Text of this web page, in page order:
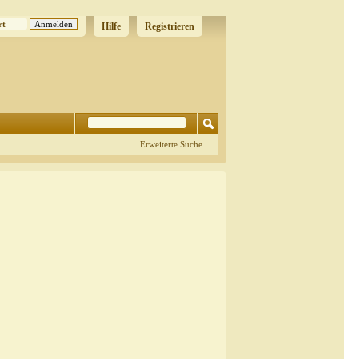
Registrieren
Hilfe
Erweiterte Suche